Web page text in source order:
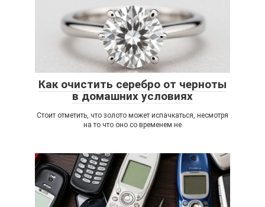
Как очистить серебро от черноты
в домашних условиях
Стоит отметить, что золото может испачкаться, несмотря
на то что оно со временем не